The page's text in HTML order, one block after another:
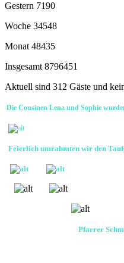
Gestern 7190
Woche 34548
Monat 48435
Insgesamt 8796451
Aktuell sind 312 Gäste und
Die Cousinen Lena und Sophie
Feierlich umrahmten wir den
Pfarrer